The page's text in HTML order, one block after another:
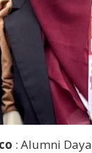
: Alumni